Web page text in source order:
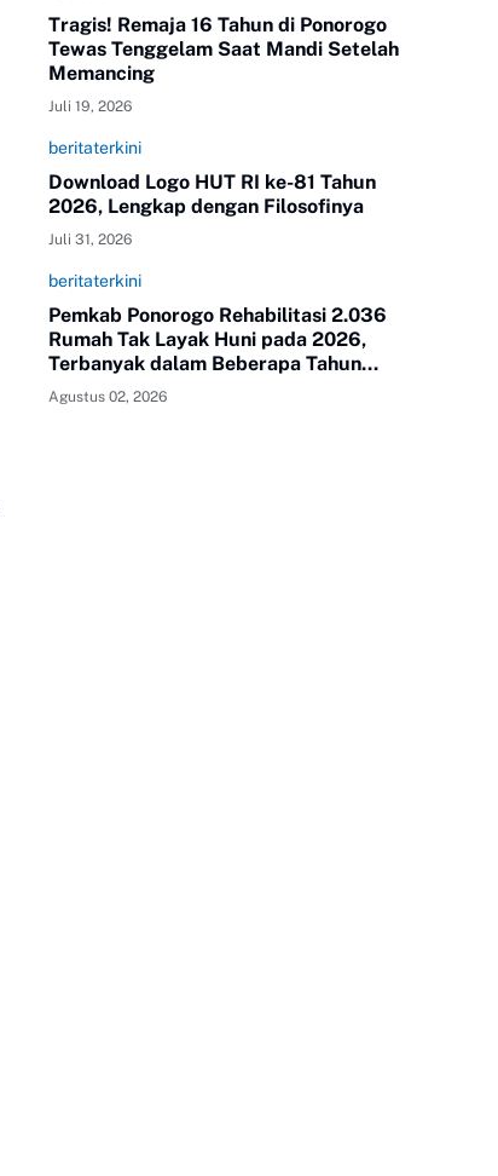
Tragis! Remaja 16 Tahun di Ponorogo
Tewas Tenggelam Saat Mandi Setelah
Memancing
Juli 19, 2026
beritaterkini
Download Logo HUT RI ke-81 Tahun
2026, Lengkap dengan Filosofinya
Juli 31, 2026
beritaterkini
Pemkab Ponorogo Rehabilitasi 2.036
Rumah Tak Layak Huni pada 2026,
Terbanyak dalam Beberapa Tahun
Terakhir
Agustus 02, 2026